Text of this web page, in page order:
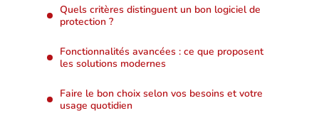
Quels critères distinguent un bon logiciel de
protection ?
Fonctionnalités avancées : ce que proposent
les solutions modernes
Faire le bon choix selon vos besoins et votre
usage quotidien